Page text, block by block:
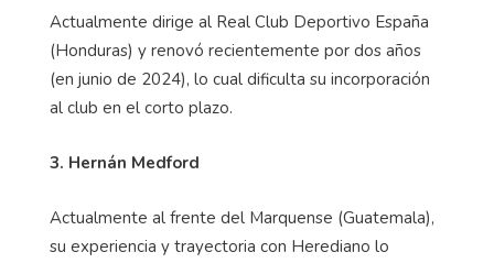
Actualmente dirige al Real Club Deportivo España
(Honduras) y renovó recientemente por dos años
(en junio de 2024), lo cual dificulta su incorporación
al club en el corto plazo.
3. Hernán Medford
Actualmente al frente del Marquense (Guatemala),
su experiencia y trayectoria con Herediano lo